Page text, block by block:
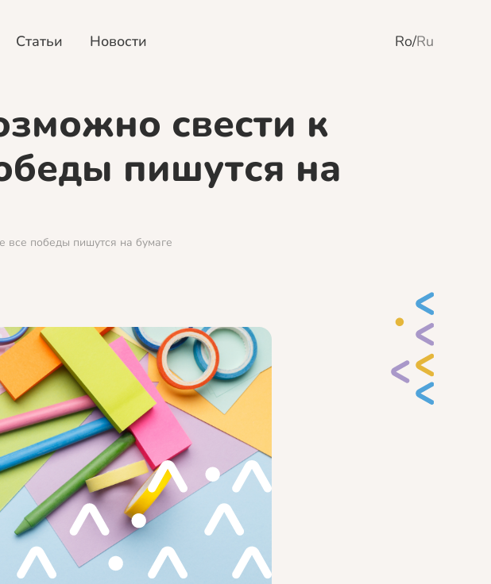
Статьи Новости Ro/Ru
свести к
пишутся на
все победы пишутся на бумаге